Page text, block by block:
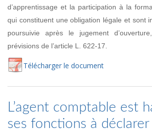
d’apprentissage et la participation à la
qui constituent une obligation légale et sont
poursuivie après le jugement
prévisions de l’article L. 622-17.
Télécharger le document
L’agent comptable est
ses fonctions à